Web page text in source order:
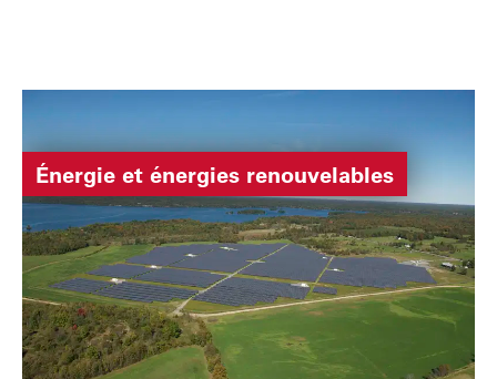
Énergie et énergies renouvelables